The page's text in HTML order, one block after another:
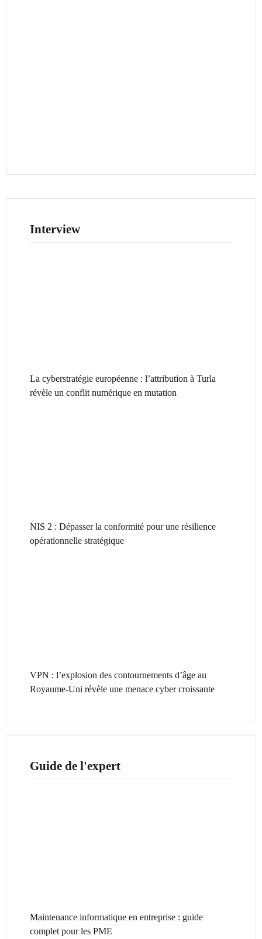
Interview
La cyberstratégie européenne : l’attribution à Turla
révèle un conflit numérique en mutation
NIS 2 : Dépasser la conformité pour une résilience
opérationnelle stratégique
VPN : l’explosion des contournements d’âge au
Royaume-Uni révèle une menace cyber croissante
Guide de l'expert
Maintenance informatique en entreprise : guide
complet pour les PME